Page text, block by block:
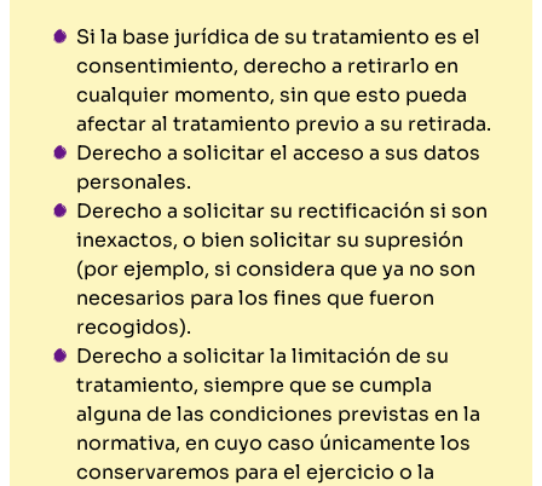
Si la base jurídica de su tratamiento es el
consentimiento, derecho a retirarlo en
cualquier momento, sin que esto pueda
afectar al tratamiento previo a su retirada.
Derecho a solicitar el acceso a sus datos
personales.
Derecho a solicitar su rectificación si son
inexactos, o bien solicitar su supresión
(por ejemplo, si considera que ya no son
necesarios para los fines que fueron
recogidos).
Derecho a solicitar la limitación de su
tratamiento, siempre que se cumpla
alguna de las condiciones previstas en la
normativa, en cuyo caso únicamente los
conservaremos para el ejercicio o la